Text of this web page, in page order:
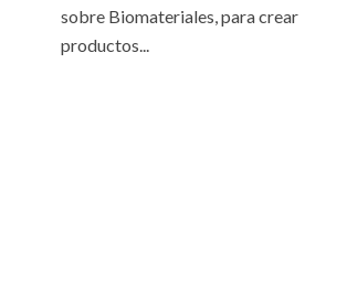
sobre Biomateriales, para crear
productos...